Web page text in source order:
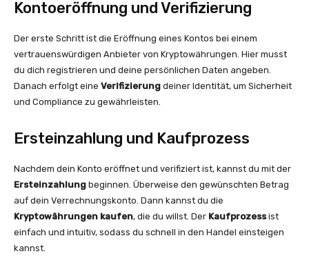
Kontoeröffnung und Verifizierung
Der erste Schritt ist die Eröffnung eines Kontos bei einem
vertrauenswürdigen Anbieter von Kryptowährungen. Hier musst
du dich registrieren und deine persönlichen Daten angeben.
Danach erfolgt eine Verifizierung deiner Identität, um Sicherheit
und Compliance zu gewährleisten.
Ersteinzahlung und Kaufprozess
Nachdem dein Konto eröffnet und verifiziert ist, kannst du mit der
Ersteinzahlung beginnen. Überweise den gewünschten Betrag
auf dein Verrechnungskonto. Dann kannst du die
Kryptowährungen kaufen, die du willst. Der Kaufprozessist
einfach und intuitiv, sodass du schnell in den Handel einsteigen
kannst.